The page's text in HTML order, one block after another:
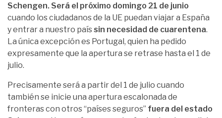
Schengen. Será el próximo domingo 21 de junio
cuando los ciudadanos de la UE puedan viajar a España
y entrar a nuestro paíssin necesidad de cuarentena.
La única excepción es Portugal, quien ha pedido
expresamente que la apertura se retrase hasta el 1 de
julio.
Precisamente será a partir del 1 de julio cuando
también se inicie una apertura escalonada de
fronteras con otros “países seguros” fuera del estado